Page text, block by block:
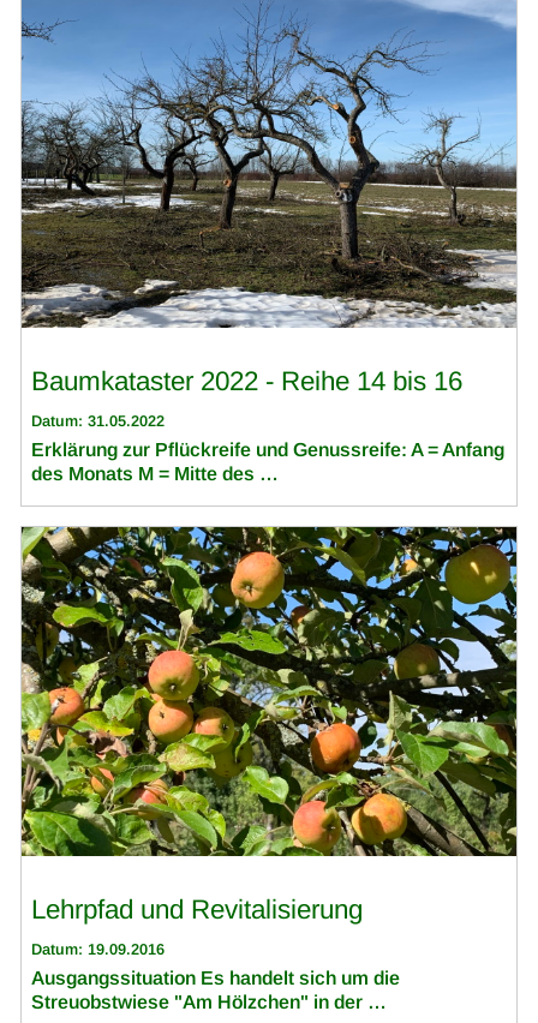
Baumkataster 2022 - Reihe 14 bis 16
Datum: 31.05.2022
Erklärung zur Pflückreife und Genussreife: A = Anfang
des Monats M = Mitte des …
Lehrpfad und Revitalisierung
Datum: 19.09.2016
Ausgangssituation Es handelt sich um die
Streuobstwiese "Am Hölzchen" in der …